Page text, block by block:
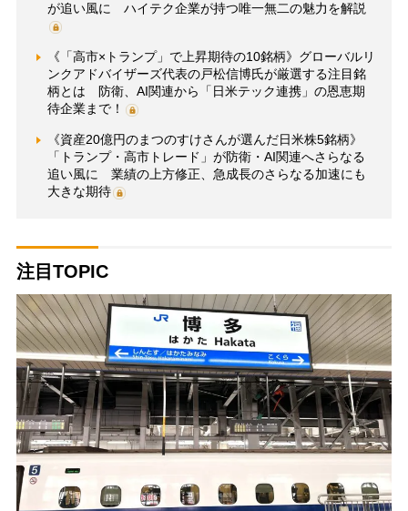
が追い風に ハイテク企業が持つ唯一無二の魅力を解説
《「高市×トランプ」で上昇期待の10銘柄》グローバルリ
ンクアドバイザーズ代表の戸松信博氏が厳選する注目銘
柄とは 防衛、AI関連から「日米テック連携」の恩恵期
待企業まで！
《資産20億円のまつのすけさんが選んだ日米株5銘柄》
「トランプ・高市トレード」が防衛・AI関連へさらなる
追い風に 業績の上方修正、急成長のさらなる加速にも
大きな期待
注目TOPIC